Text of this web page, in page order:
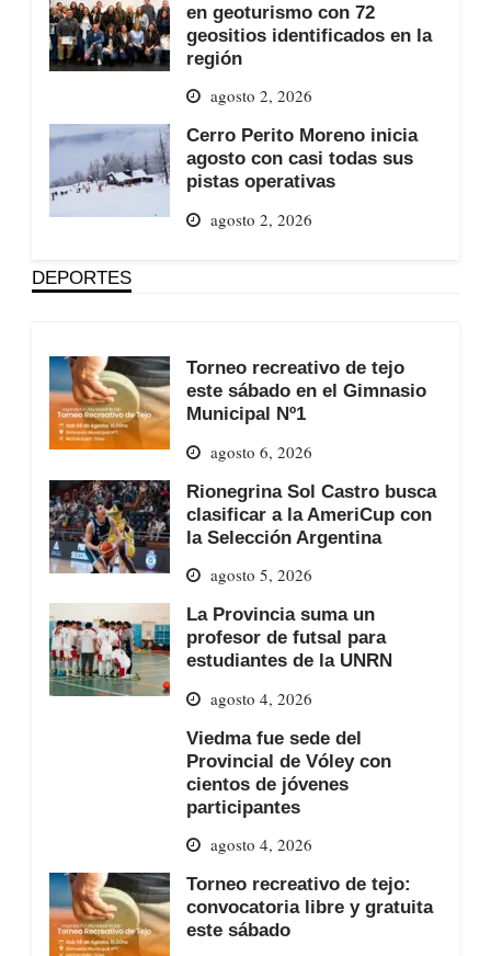
en geoturismo con 72
geositios identificados en la
región
agosto 2, 2026
Cerro Perito Moreno inicia
agosto con casi todas sus
pistas operativas
agosto 2, 2026
DEPORTES
Torneo recreativo de tejo
este sábado en el Gimnasio
Municipal Nº1
agosto 6, 2026
Rionegrina Sol Castro busca
clasificar a la AmeriCup con
la Selección Argentina
agosto 5, 2026
La Provincia suma un
profesor de futsal para
estudiantes de la UNRN
agosto 4, 2026
Viedma fue sede del
Provincial de Vóley con
cientos de jóvenes
participantes
agosto 4, 2026
Torneo recreativo de tejo:
convocatoria libre y gratuita
este sábado